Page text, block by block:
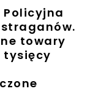
Policyjna
towary
tysięcy